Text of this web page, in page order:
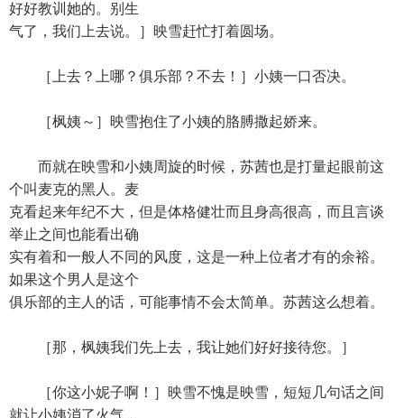
好好教训她的。别生
气了，我们上去说。］映雪赶忙打着圆场。
［上去？上哪？俱乐部？不去！］小姨一口否决。
［枫姨～］映雪抱住了小姨的胳膊撒起娇来。
而就在映雪和小姨周旋的时候，苏茜也是打量起眼前这
个叫麦克的黑人。麦
克看起来年纪不大，但是体格健壮而且身高很高，而且言谈
举止之间也能看出确
实有着和一般人不同的风度，这是一种上位者才有的余裕。
如果这个男人是这个
俱乐部的主人的话，可能事情不会太简单。苏茜这么想着。
［那，枫姨我们先上去，我让她们好好接待您。］
［你这小妮子啊！］映雪不愧是映雪，短短几句话之间
就让小姨消了火气，